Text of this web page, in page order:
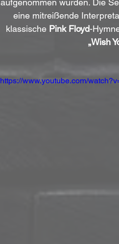
aufgenommen wurden. Die
eine mitreißende
klassische Pink Floyd-
„Wish
https://www.youtube.com/